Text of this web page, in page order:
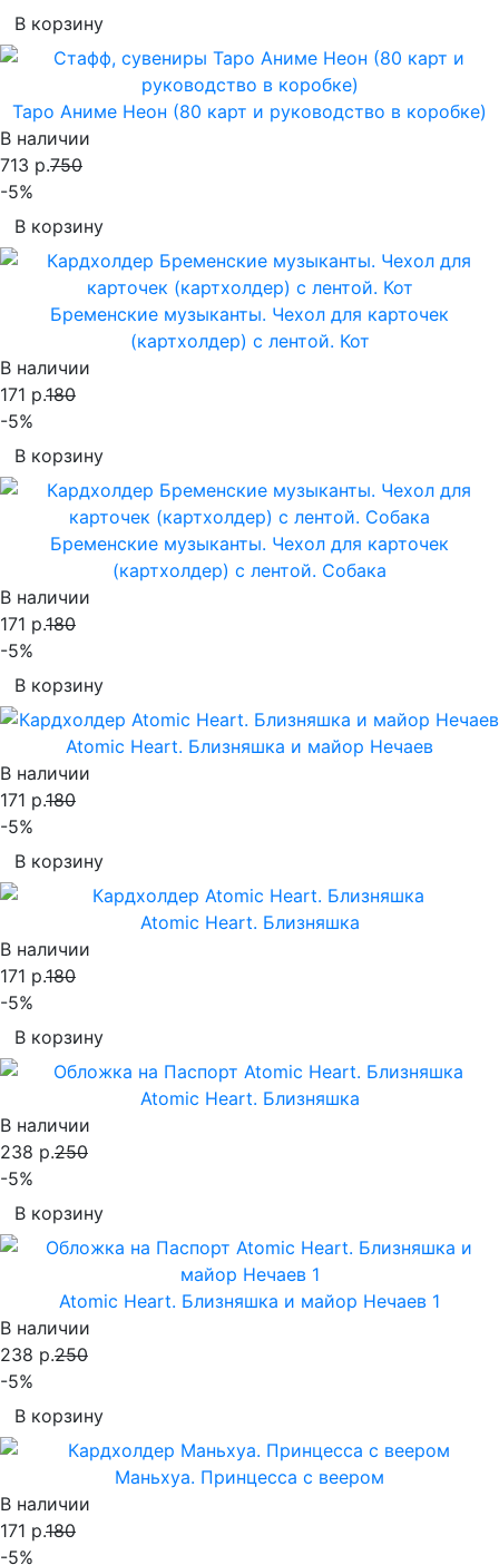
В корзину
Таро Аниме Неон (80 карт и руководство в коробке)
В наличии
713 р.750
-5%
В корзину
Бременские музыканты. Чехол для карточек
(картхолдер) с лентой. Кот
В наличии
171 р.180
-5%
В корзину
Бременские музыканты. Чехол для карточек
(картхолдер) с лентой. Собака
В наличии
171 р.180
-5%
В корзину
Atomic Heart. Близняшка и майор Нечаев
В наличии
171 р.180
-5%
В корзину
Atomic Heart. Близняшка
В наличии
171 р.180
-5%
В корзину
Atomic Heart. Близняшка
В наличии
238 р.250
-5%
В корзину
Atomic Heart. Близняшка и майор Нечаев 1
В наличии
238 р.250
-5%
В корзину
Маньхуа. Принцесса с веером
В наличии
171 р.180
-5%